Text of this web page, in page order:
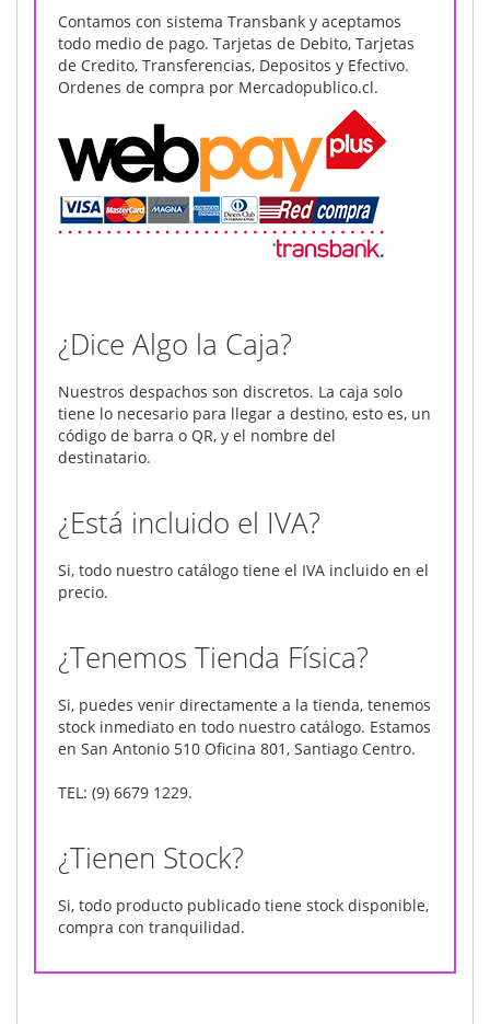
Contamos con sistema Transbank y aceptamos
todo medio de pago. Tarjetas de Debito, Tarjetas
de Credito, Transferencias, Depositos y Efectivo.
Ordenes de compra por Mercadopublico.cl.
¿Dice Algo la Caja?
Nuestros despachos son discretos. La caja solo
tiene lo necesario para llegar a destino, esto es, un
código de barra o QR, y el nombre del
destinatario.
¿Está incluido el IVA?
Si, todo nuestro catálogo tiene el IVA incluido en el
precio.
¿Tenemos Tienda Física?
Si, puedes venir directamente a la tienda, tenemos
stock inmediato en todo nuestro catálogo. Estamos
en San Antonio 510 Oficina 801, Santiago Centro.
TEL: (9) 6679 1229.
¿Tienen Stock?
Si, todo producto publicado tiene stock disponible,
compra con tranquilidad.